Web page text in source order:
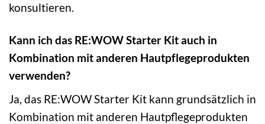
konsultieren.
Kann ich das RE:WOW Starter Kit auch in
Kombination mit anderen Hautpflegeprodukten
verwenden?
Ja, das RE:WOW Starter Kit kann grundsätzlich in
Kombination mit anderen Hautpflegeprodukten